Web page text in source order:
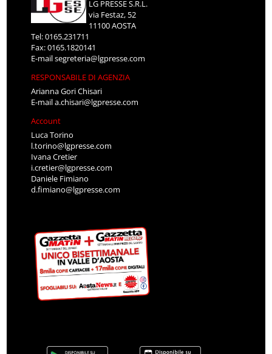
LG PRESSE S.R.L.
via Festaz, 52
11100 AOSTA
Tel: 0165.231711
Fax: 0165.1820141
E-mailsegreteria@lgpresse.com
RESPONSABILE DI AGENZIA
Arianna Gori Chisari
E-maila.chisari@lgpresse.com
Account
Luca Torino
l.torino@lgpresse.com
Ivana Cretier
i.cretier@lgpresse.com
Daniele Fimiano
d.fimiano@lgpresse.com